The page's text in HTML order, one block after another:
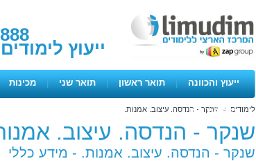
ייעוץ
ייעוץ והכוונה | תואר ראשון | תואר שני | מכינות
ימים פתוחיםלימודים > שנקר - הנדסה. עיצוב. אמנות.
שנקר - הנדסה. עיצוב.
שנקר - הנדסה. עיצוב. אמנות. - מידע כללי